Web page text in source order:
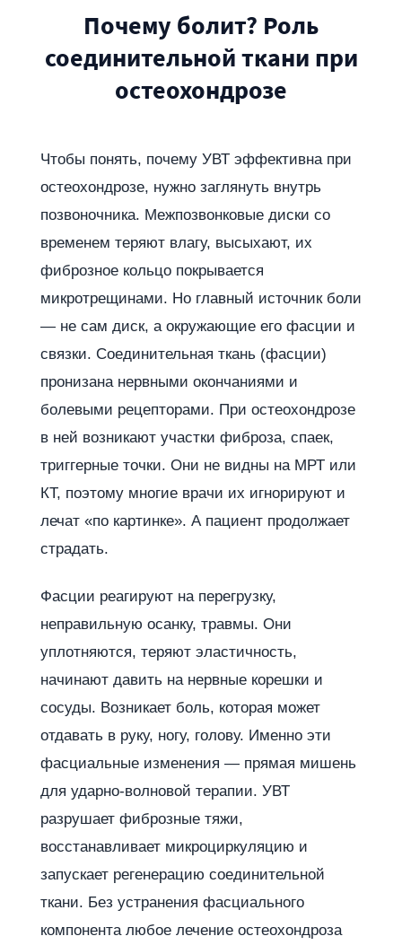
Почему болит? Роль
соединительной ткани при
остеохондрозе
Чтобы понять, почему УВТ эффективна при
остеохондрозе, нужно заглянуть внутрь
позвоночника. Межпозвонковые диски со
временем теряют влагу, высыхают, их
фиброзное кольцо покрывается
микротрещинами. Но главный источник боли
— не сам диск, а окружающие его фасции и
связки. Соединительная ткань (фасции)
пронизана нервными окончаниями и
болевыми рецепторами. При остеохондрозе
в ней возникают участки фиброза, спаек,
триггерные точки. Они не видны на МРТ или
КТ, поэтому многие врачи их игнорируют и
лечат «по картинке». А пациент продолжает
страдать.
Фасции реагируют на перегрузку,
неправильную осанку, травмы. Они
уплотняются, теряют эластичность,
начинают давить на нервные корешки и
сосуды. Возникает боль, которая может
отдавать в руку, ногу, голову. Именно эти
фасциальные изменения — прямая мишень
для ударно-волновой терапии. УВТ
разрушает фиброзные тяжи,
восстанавливает микроциркуляцию и
запускает регенерацию соединительной
ткани. Без устранения фасциального
компонента любое лечение остеохондроза